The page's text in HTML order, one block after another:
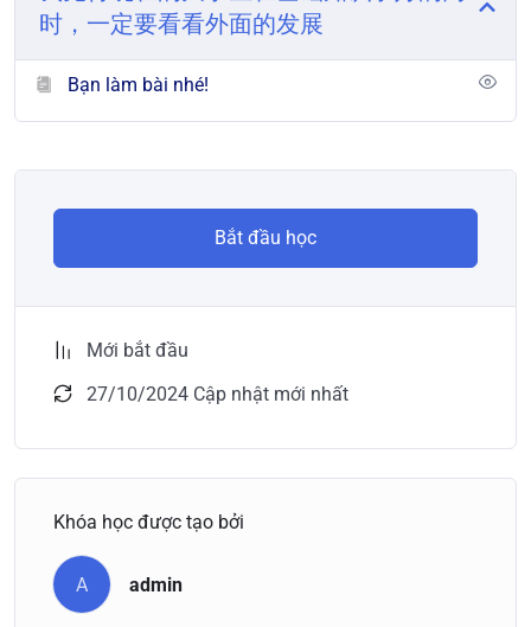
时，一定要看看外面的发展
Bạn làm bài nhé!
Bắt đầu học
Mới bắt đầu
27/10/2024 Cập nhật mới nhất
Khóa học được tạo bởi
A admin